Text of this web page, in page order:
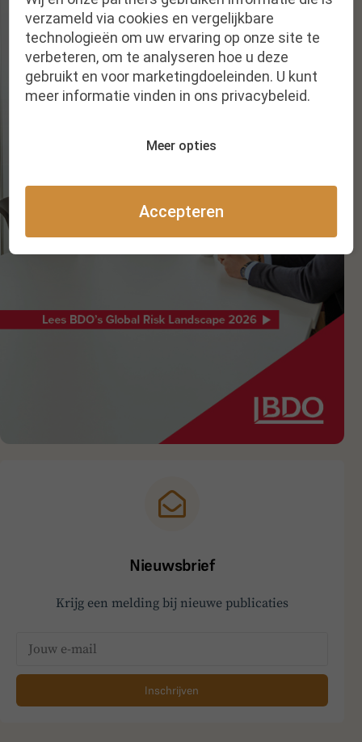
Nieuwsbrief
Krijg een melding bij nieuwe publicaties
Inschrijven
verzameld via cookies en vergelijkbare
technologieën om uw ervaring op onze site te
verbeteren, om te analyseren hoe u deze
gebruikt en voor marketingdoeleinden. U kunt
meer informatie vinden in ons privacybeleid.
Meer opties
Accepteren